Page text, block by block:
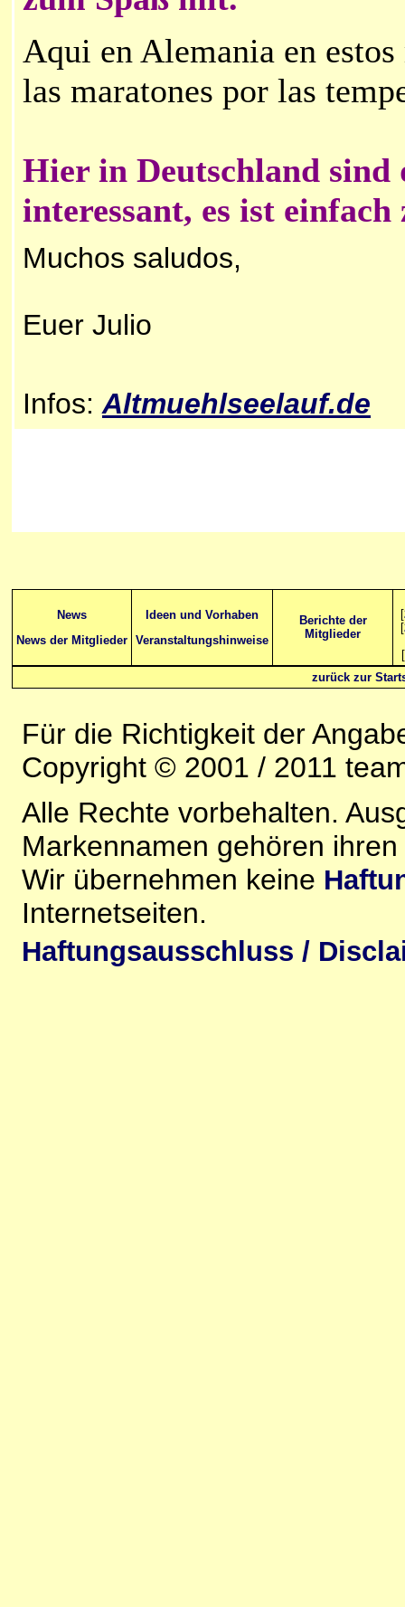
Aqui en Alemania en
las maratones por las
Hier in Deutschland
interessant, es ist
Muchos saludos,
Euer Julio
Infos: Altmuehlseelauf.de
News
News der Mitglieder
Ideen und Vorhaben
Veranstaltungshinweise
Berichte der
Mitglieder
[
[
[
zurück zur
Für die Richtigkeit der
Copyright © 2001 / 2011
Alle Rechte vorbehalten.
Markennamen gehören
Wir übernehmen keine
Internetseiten.
Haftungsausschluss /